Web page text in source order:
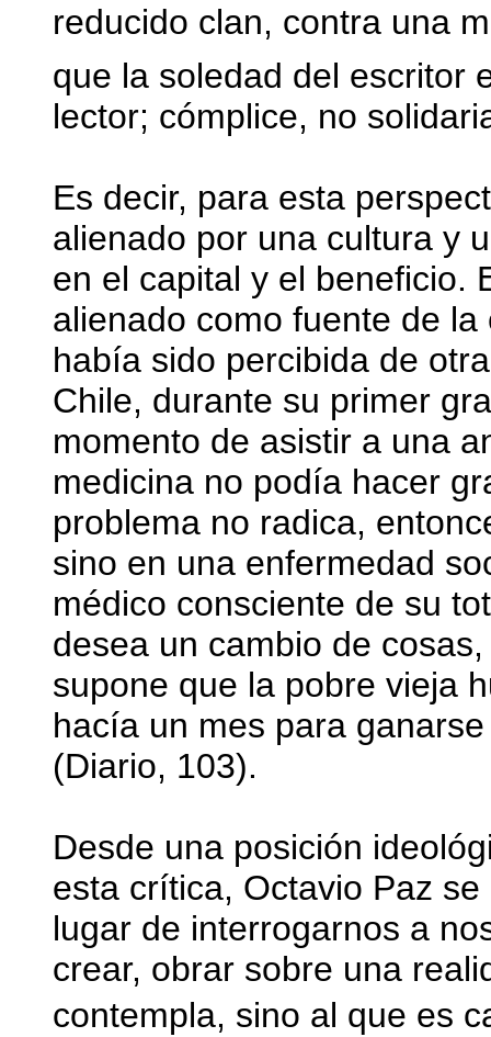
reducido clan, contra una
que la soledad del escritor
lector; cómplice, no
Es decir, para esta
alienado por una cultura y
en el capital y el beneficio.
alienado como fuente de
había sido percibida de
Chile, durante su primer
momento de asistir a una
medicina no podía hacer
problema no radica,
sino en una enfermedad
médico consciente de su
desea un cambio de
supone que la pobre vieja
hacía un mes para
(Diario, 103).
Desde una posición
esta crítica, Octavio Paz
lugar de interrogarnos a
crear, obrar sobre una
contempla, sino al que es